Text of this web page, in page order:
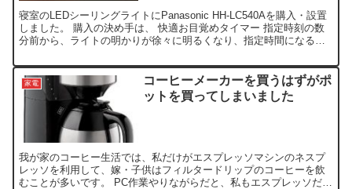
寝室のLEDシーリングライトにPanasonic HH-LC540Aを購入・設置
しました。 購入の決め手は、 快適お目覚めタイマー 指定時刻の数
分前から、ライトの明かりが徐々に明るくなり、指定時間になると
家電
コーヒーメーカーを買うはずがポ
ットを買ってしまいました
我が家のコーヒー生活では、私だけがエスプレッソマシンのネスプ
レッソを利用して、嫁・子供はフィルタードリップのコーヒーを飲
むことが多いです。 PC作業やりながらだと、私もエスプレッソだけ